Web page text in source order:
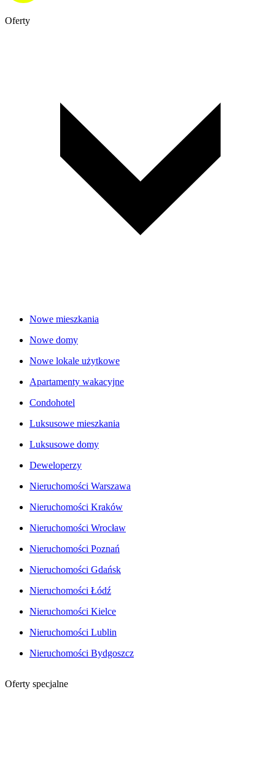
Oferty
Nowe mieszkania
Nowe domy
Nowe lokale użytkowe
Apartamenty wakacyjne
Condohotel
Luksusowe mieszkania
Luksusowe domy
Deweloperzy
Nieruchomości Warszawa
Nieruchomości Kraków
Nieruchomości Wrocław
Nieruchomości Poznań
Nieruchomości Gdańsk
Nieruchomości Łódź
Nieruchomości Kielce
Nieruchomości Lublin
Nieruchomości Bydgoszcz
Oferty specjalne